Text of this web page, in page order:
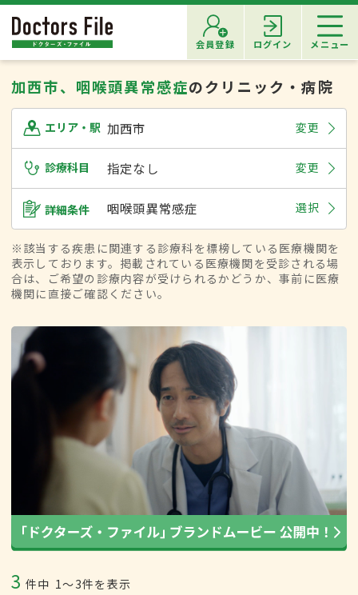
会員登録 ログイン メニュー
加西市、咽喉頭異常感症のクリニック・病院
エリア・駅 加西市 変更
診療科目 指定なし 変更
詳細条件 咽喉頭異常感症 選択
※該当する疾患に関連する診療科を標榜している医療機関を
表示しております。掲載されている医療機関を受診される場
合は、ご希望の診療内容が受けられるかどうか、事前に医療
機関に直接ご確認ください。
3 件中 1〜3件を表示